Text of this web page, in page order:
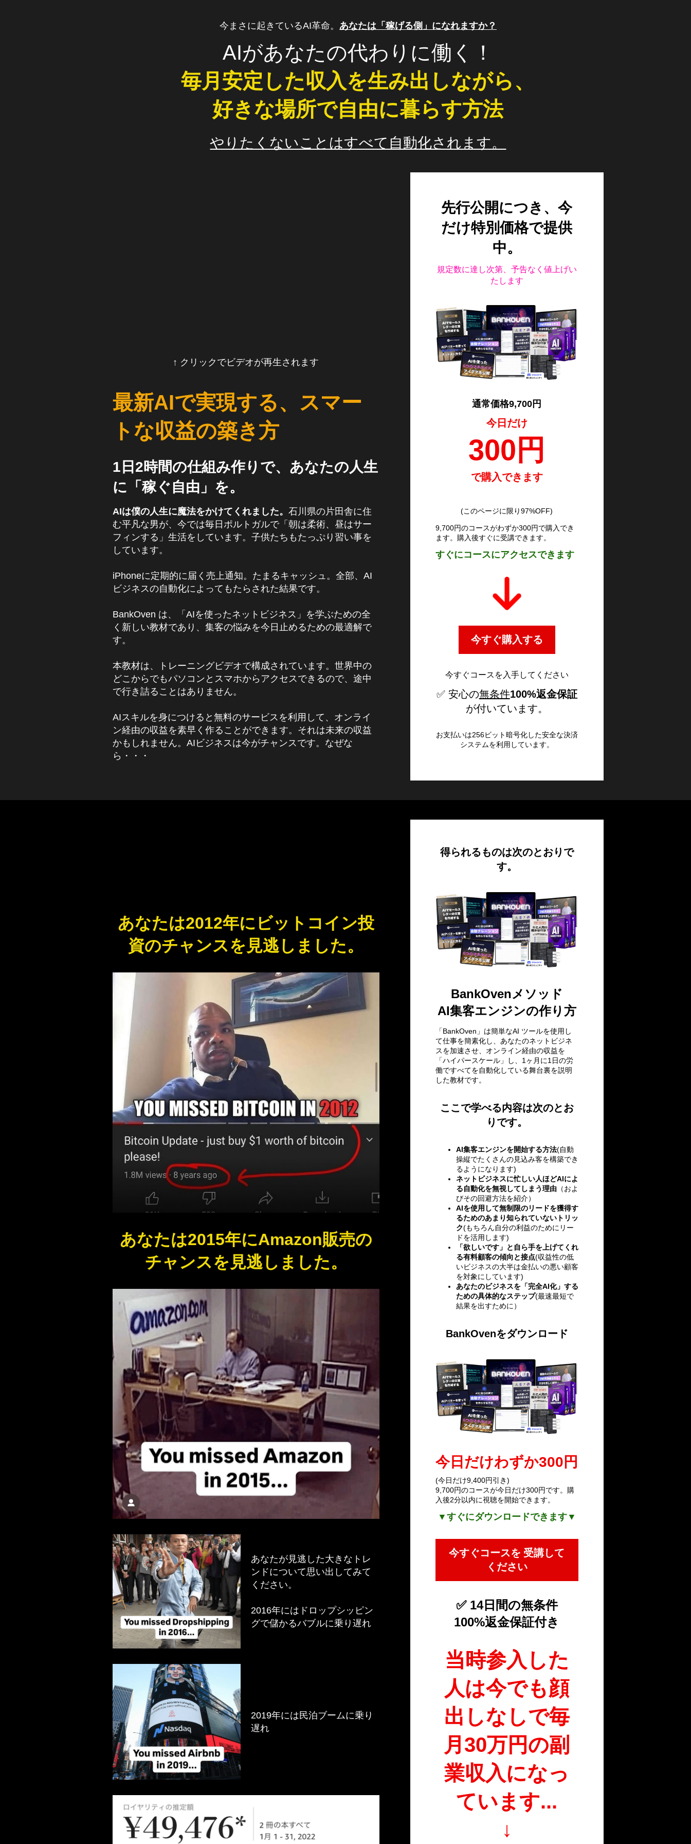
今まさに起きているAI革命。 あなたは「稼げる側」になれますか？
AIがあなたの代わりに働く！
毎月安定した収入を生み出しながら、
好きな場所で自由に暮らす方法
やりたくないことはすべて自動化されます。
↑ クリックでビデオが再生されます
最新AIで実現する、スマー
トな収益の築き方
1日2時間の仕組み作りで、あなたの人生
に「稼ぐ自由」を。
AIは僕の人生に魔法をかけてくれました。 石川県の片田舎に住
む平凡な男が、今では毎日ポルトガルで「朝は柔術、昼はサー
フィンする」生活をしています。子供たちもたっぷり習い事を
しています。
iPhoneに定期的に届く売上通知。たまるキャッシュ。全部、AI
ビジネスの自動化によってもたらされた結果です。
BankOven は、「AIを使ったネットビジネス」を学ぶための全
く新しい教材であり、集客の悩みを今日止めるための最適解で
す。
本教材は、トレーニングビデオで構成されています。世界中の
どこからでもパソコンとスマホからアクセスできるので、途中
で行き詰ることはありません。
AIスキルを身につけると無料のサービスを利用して、オンライ
ン経由の収益を素早く作ることができます。それは未来の収益
かもしれません。AIビジネスは今がチャンスです。なぜな
ら・・・
先行公開につき、今
だけ特別価格で提供
中。
規定数に達し次第、予告なく値上げい
たします
通常価格9,700円
今日だけ
300円
で購入できます
(このページに限り97%OFF)
9,700円のコースがわずか300円で購入でき
ます。購入後すぐに受講できます。
すぐにコースにアクセスできます
今すぐ購入する
今すぐコースを入手してください
✅ 安心の無条件100%返金保証
が付いています。
お支払いは256ビット暗号化した安全な決済
システムを利用しています。
あなたは2012年にビットコイン投
資のチャンスを見逃しました。
あなたは2015年にAmazon販売の
チャンスを見逃しました。
あなたが見逃した大きなトレ
ンドについて思い出してみて
ください。
2016年にはドロップシッピン
グで儲かるバブルに乗り遅れ
2019年には民泊ブームに乗り
遅れ
得られるものは次のとおりで
す。
BankOvenメソッド
AI集客エンジンの作り方
「BankOven」は簡単なAI ツールを使用し
て仕事を簡素化し、あなたのネットビジネ
スを加速させ、オンライン経由の収益を
「ハイパースケール」し、1ヶ月に1日の労
働ですべてを自動化している舞台裏を説明
した教材です。
ここで学べる内容は次のとお
りです。
AI集客エンジンを開始する方法(自動
操縦でたくさんの見込み客を構築でき
るようになります)
ネットビジネスに忙しい人ほどAIによ
る自動化を無視してしまう理由（およ
びその回避方法を紹介）
AIを使用して無制限のリードを獲得す
るためのあまり知られていないトリッ
ク(もちろん自分の利益のためにリー
ドを活用します)
「欲しいです」と自ら手を上げてくれ
る有料顧客の傾向と接点(収益性の低
いビジネスの大半は金払いの悪い顧客
を対象にしています)
あなたのビジネスを「完全AI化」する
ための具体的なステップ(最速最短で
結果を出すために）
BankOvenをダウンロード
今日だけわずか300円
(今日だけ9,400円引き)
9,700円のコースが今日だけ300円です。購
入後2分以内に視聴を開始できます。
▼すぐにダウンロードできます▼
今すぐコースを 受講して
ください
✅ 14日間の無条件
100%返金保証付き
当時参入した
人は今でも顔
出しなしで毎
月30万円の副
業収入になっ
ています...
↓